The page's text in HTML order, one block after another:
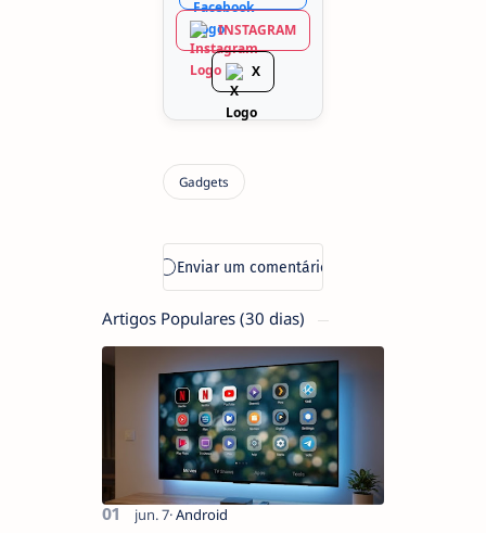
INSTAGRAM
X
Artigos Populares (30 dias)